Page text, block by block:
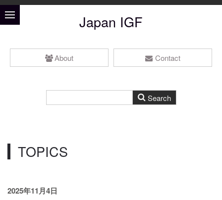
Japan IGF
About Contact
TOPICS
2025年11月4日